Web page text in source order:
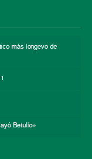
más longevo de
Betulio»